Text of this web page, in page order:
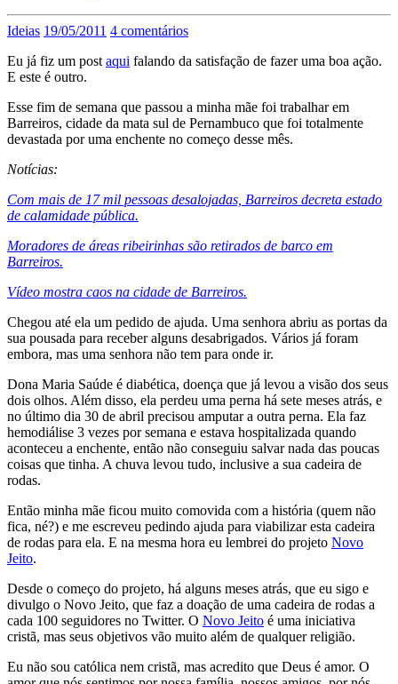
Ideias 19/05/2011 4 comentários
Eu já fiz um post aqui falando da satisfação de fazer uma boa ação.
E este é outro.
Esse fim de semana que passou a minha mãe foi trabalhar em
Barreiros, cidade da mata sul de Pernambuco que foi totalmente
devastada por uma enchente no começo desse mês.
Notícias:
Com mais de 17 mil pessoas desalojadas, Barreiros decreta estado
de calamidade pública.
Moradores de áreas ribeirinhas são retirados de barco em
Barreiros.
Vídeo mostra caos na cidade de Barreiros.
Chegou até ela um pedido de ajuda. Uma senhora abriu as portas da
sua pousada para receber alguns desabrigados. Vários já foram
embora, mas uma senhora não tem para onde ir.
Dona Maria Saúde é diabética, doença que já levou a visão dos seus
dois olhos. Além disso, ela perdeu uma perna há sete meses atrás, e
no último dia 30 de abril precisou amputar a outra perna. Ela faz
hemodiálise 3 vezes por semana e estava hospitalizada quando
aconteceu a enchente, então não conseguiu salvar nada das poucas
coisas que tinha. A chuva levou tudo, inclusive a sua cadeira de
rodas.
Então minha mãe ficou muito comovida com a história (quem não
fica, né?) e me escreveu pedindo ajuda para viabilizar esta cadeira
de rodas para ela. E na mesma hora eu lembrei do projeto Novo
Jeito.
Desde o começo do projeto, há alguns meses atrás, que eu sigo e
divulgo o Novo Jeito, que faz a doação de uma cadeira de rodas a
cada 100 seguidores no Twitter. O Novo Jeito é uma iniciativa
cristã, mas seus objetivos vão muito além de qualquer religião.
Eu não sou católica nem cristã, mas acredito que Deus é amor. O